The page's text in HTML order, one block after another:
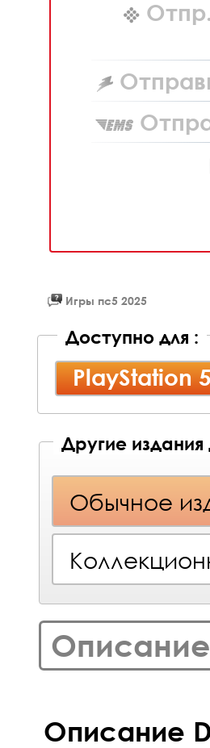
Отпр.
Игры пс5 2025
Доступно для :
PlayStation
Другие издания
Обычное
Описание
Описание